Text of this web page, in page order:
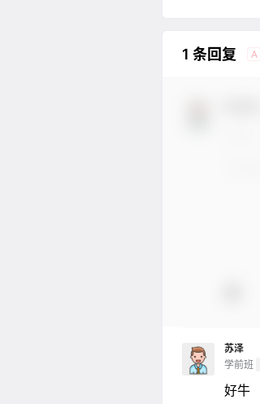
1 条回复 A
苏泽
学前班
好牛